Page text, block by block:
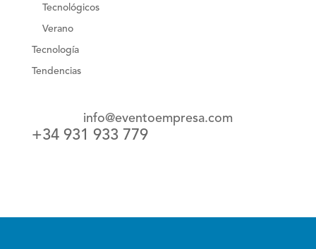
Tecnológicos
Verano
Tecnología
Tendencias
info@eventoempresa.com
+34 931 933 779